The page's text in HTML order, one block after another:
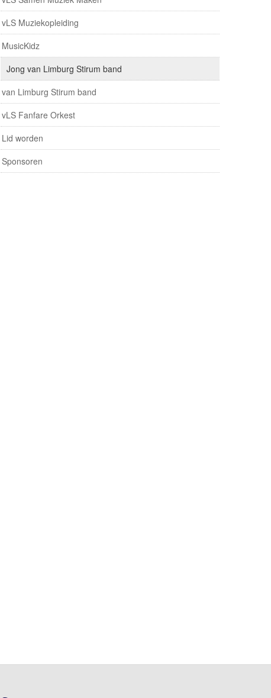
vLS Muziekopleiding
MusicKidz
Jong van Limburg Stirum band
van Limburg Stirum band
vLS Fanfare Orkest
Lid worden
Sponsoren